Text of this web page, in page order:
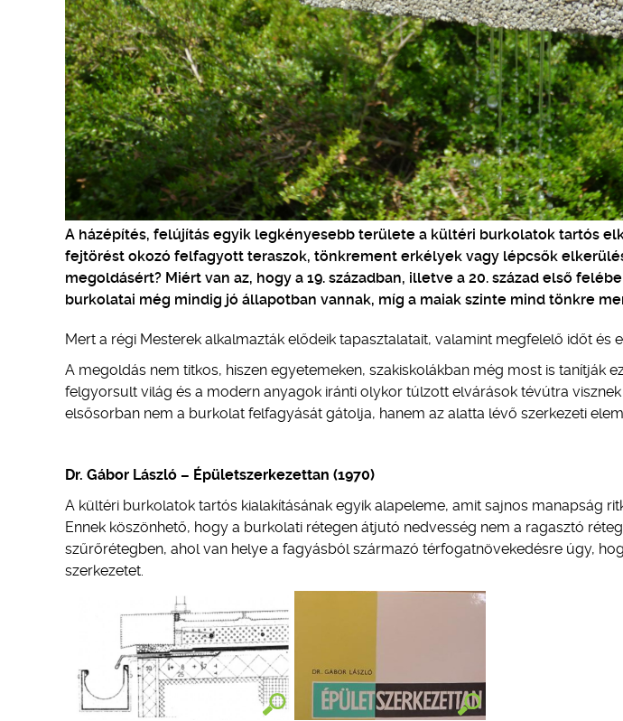
A házépítés, felújítás egyik legkényesebb területe a kültéri burkolatok tartós
fejtörést okozó felfagyott teraszok, tönkrement erkélyek vagy lépcsők
megoldásért? Miért van az, hogy a 19. században, illetve a 20. század első
burkolatai még mindig jó állapotban vannak, míg a maiak szinte mind tönkre
Mert a régi Mesterek alkalmazták elődeik tapasztalatait, valamint megfelelő időt és
A megoldás nem titkos, hiszen egyetemeken, szakiskolákban még most is tanítják
felgyorsult világ és a modern anyagok iránti olykor túlzott elvárások tévútra
elsősorban nem a burkolat felfagyását gátolja, hanem az alatta lévő szerkezeti
Dr. Gábor László – Épületszerkezettan (1970)
A kültéri burkolatok tartós kialakításának egyik alapeleme, amit sajnos manapság
Ennek köszönhető, hogy a burkolati rétegen átjutó nedvesség nem a ragasztó
szűrőrétegben, ahol van helye a fagyásból származó térfogatnövekedésre úgy,
szerkezetet.